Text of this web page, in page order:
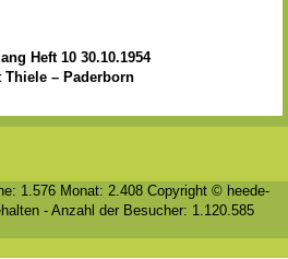
Heft 10 30.10.1954
Thiele – Paderborn
1.576 Monat: 2.408 Copyright © heede-
- Anzahl der Besucher: 1.120.585